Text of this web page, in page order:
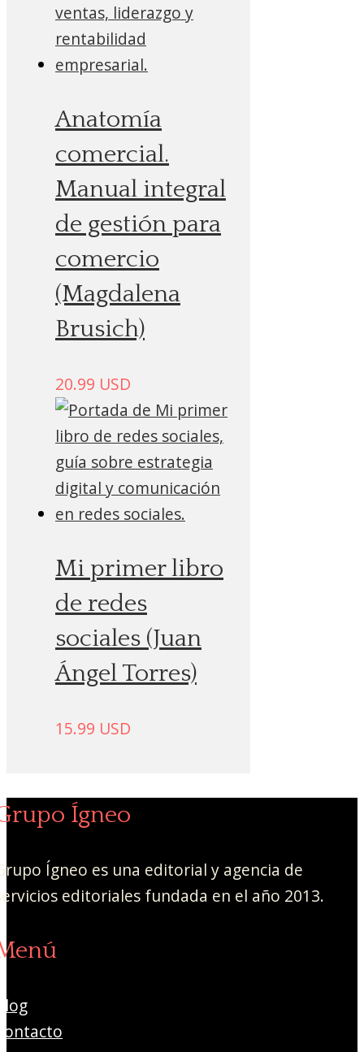
Anatomía
comercial.
Manual integral
de gestión para
comercio
(Magdalena
Brusich)
20.99 USD
Mi primer libro
de redes
sociales (Juan
Ángel Torres)
15.99 USD
Ígneo
Ígneo es una editorial y agencia de
editoriales fundada en el año 2013.